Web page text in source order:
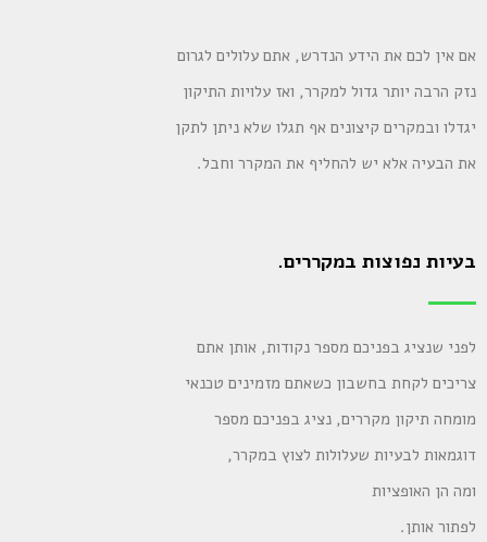
אם אין לכם את הידע הנדרש, אתם עלולים לגרום
נזק הרבה יותר גדול למקרר, ואז עלויות התיקון
יגדלו ובמקרים קיצונים אף תגלו שלא ניתן לתקן
את הבעיה אלא יש להחליף את המקרר וחבל.
בעיות נפוצות במקררים.
לפני שנציג בפניכם מספר נקודות, אותן אתם
צריכים לקחת בחשבון כשאתם מזמינים טכנאי
מומחה תיקון מקררים, נציג בפניכם מספר
דוגמאות לבעיות שעלולות לצוץ במקרר,
ומה הן האופציות
לפתור אותן.